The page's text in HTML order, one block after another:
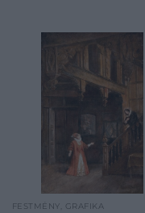
FESTMÉNY, GRAFIKA